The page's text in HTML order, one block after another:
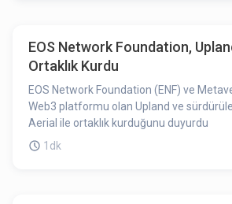
EOS Network Foundation,
Ortaklık Kurdu
EOS Network Foundation (ENF) ve
Web3 platformu olan Upland ve
Aerial ile ortaklık kurduğunu duyurdu
1dk